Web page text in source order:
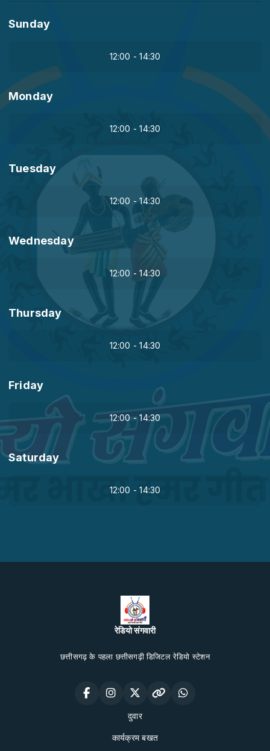
Sunday
12:00 - 14:30
Monday
12:00 - 14:30
Tuesday
12:00 - 14:30
Wednesday
12:00 - 14:30
Thursday
12:00 - 14:30
Friday
12:00 - 14:30
Saturday
12:00 - 14:30
रेडियो संगवारी
छत्तीसगढ़ के पहला छत्तीसगढ़ी डिजिटल रेडियो स्टेशन
दुवार
कार्यक्रम बखत